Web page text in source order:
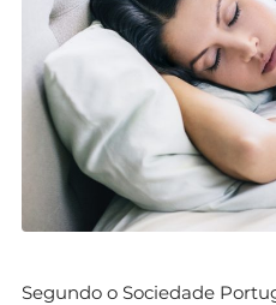
Segundo o Sociedade